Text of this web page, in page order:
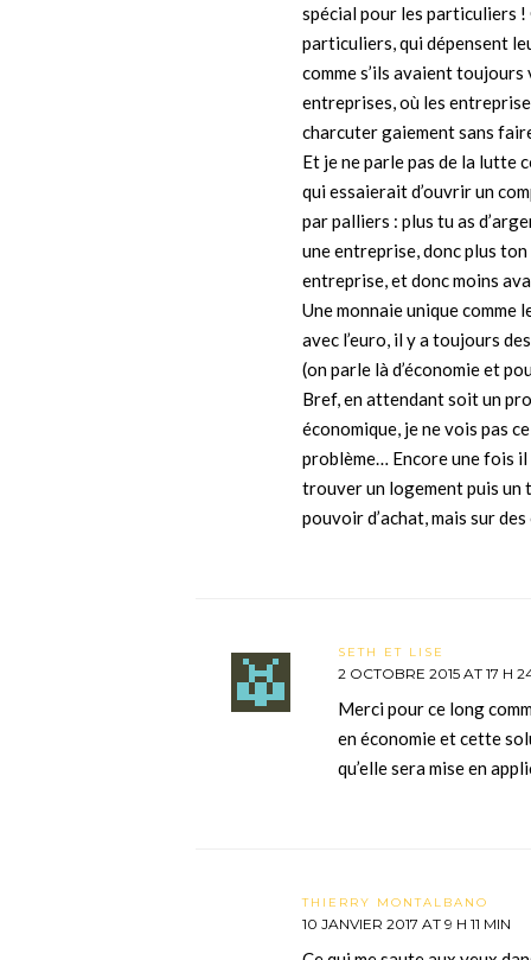
spécial pour les particuliers !
particuliers, qui dépensent
comme s’ils avaient toujours
entreprises, où les
charcuter gaiement sans
Et je ne parle pas de la lutte
qui essaierait d’ouvrir un
par palliers : plus tu as
une entreprise, donc plus ton
entreprise, et donc moins
Une monnaie unique comme
avec l’euro, il y a toujours
(on parle là d’économie et
Bref, en attendant soit un
économique, je ne vois pas
problème… Encore une fois
trouver un logement puis un
pouvoir d’achat, mais sur
SETH ET LISE
2 OCTOBRE 2015 AT 17 H
Merci pour ce long
en économie et cette
qu’elle sera mise en
THIERRY MONTALBANO
10 JANVIER 2017 AT 9 H 11 MIN